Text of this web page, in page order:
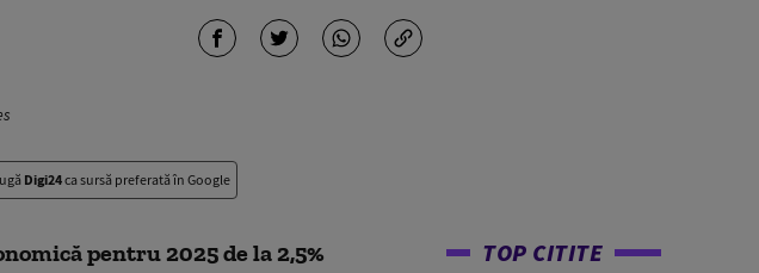
Digi24ca sursă preferată în Google
pentru 2025 de la 2,5%
TOP CITITE